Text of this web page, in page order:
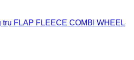
trụ FLAP FLEECE COMBI WHEEL